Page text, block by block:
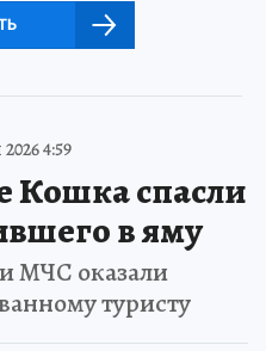
4:59
Кошка спасли
в яму
МЧС оказали
туристу